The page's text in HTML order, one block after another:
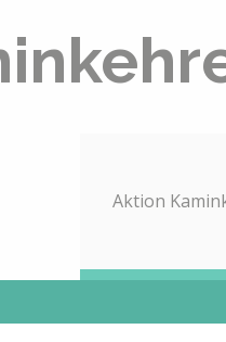
Aktion